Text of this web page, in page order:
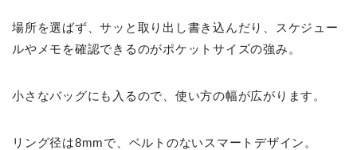
場所を選ばず、サッと取り出し書き込んだり、スケジュー
ルやメモを確認できるのがポケットサイズの強み。
小さなバッグにも入るので、使い方の幅が広がります。
リング径は8mmで、ベルトのないスマートデザイン。